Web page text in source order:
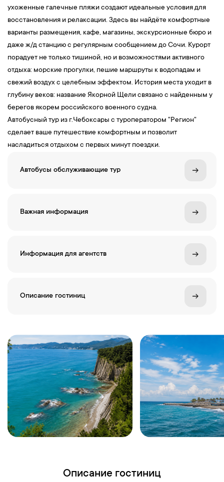
ухоженные галечные пляжи создают идеальные условия для
восстановления и релаксации. Здесь вы найдёте комфортные
варианты размещения, кафе, магазины, экскурсионные бюро и
даже ж/д станцию с регулярным сообщением до Сочи. Курорт
порадует не только тишиной, но и возможностями активного
отдыха: морские прогулки, пешие маршруты к водопадам и
свежий воздух с целебным эффектом. История места уходит в
глубину веков: название Якорной Щели связано с найденным у
берегов якорем российского военного судна.
Автобусный тур из г.Чебоксары с туроператором "Регион"
сделает ваше путешествие комфортным и позволит
насладиться отдыхом с первых минут поездки.
Автобусы обслуживающие тур
Важная информация
Информация для агентств
Описание гостиниц
Описание гостиниц